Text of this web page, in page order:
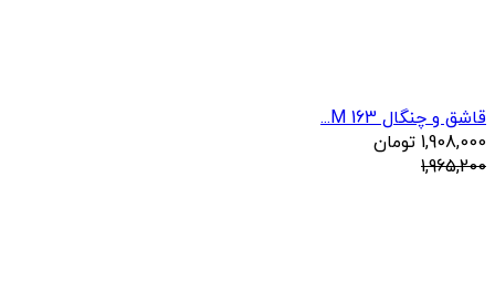
قاشق و چنگال 163 M...
1,908,000 تومان
1,965,200